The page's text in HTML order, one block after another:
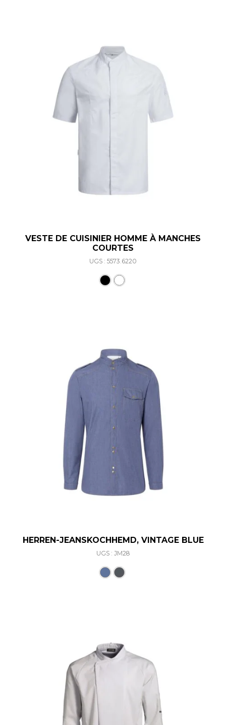
VESTE DE CUISINIER HOMME À MANCHES
COURTES
UGS : 5573.6220
HERREN-JEANSKOCHHEMD, VINTAGE BLUE
UGS : JM28